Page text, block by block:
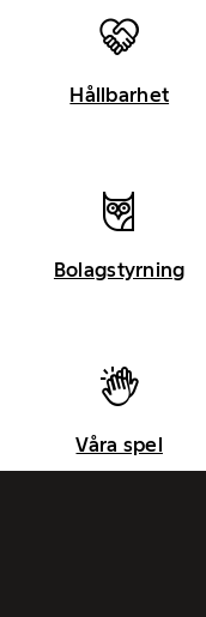
Hållbarhet
Bolagstyrning
Våra spel